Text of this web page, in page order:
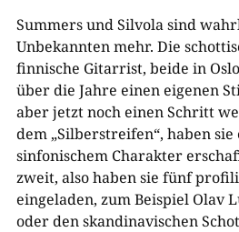
Summers und Silvola sind
Unbekannten mehr. Die
finnische Gitarrist, beide in
über die Jahre einen eigenen
aber jetzt noch einen Schritt
dem „Silberstreifen“, haben
sinfonischem Charakter
zweit, also haben sie fünf
eingeladen, zum Beispiel Olav
oder den skandinavischen